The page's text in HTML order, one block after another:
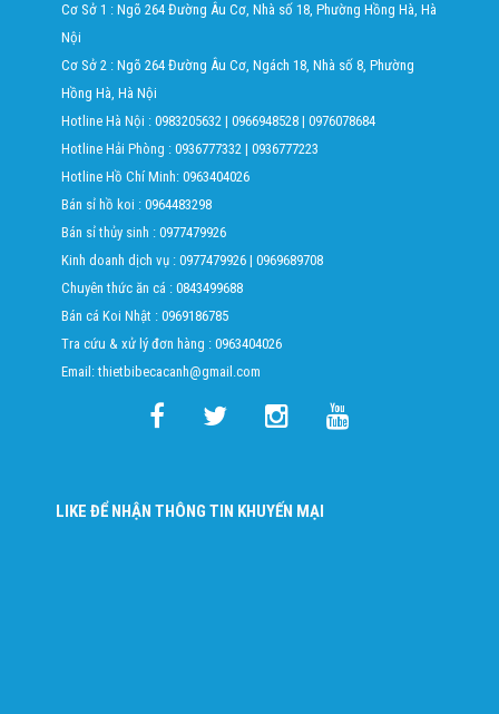
Cơ Sở 1 : Ngõ 264 Đường Âu Cơ, Nhà số 18, Phường Hồng Hà, Hà
Nội
Cơ Sở 2 : Ngõ 264 Đường Âu Cơ, Ngách 18, Nhà số 8, Phường
Hồng Hà, Hà Nội
Hotline Hà Nội : 0983205632 | 0966948528 | 0976078684
Hotline Hải Phòng : 0936777332 | 0936777223
Hotline Hồ Chí Minh: 0963404026
Bán sỉ hồ koi : 0964483298
Bán sỉ thủy sinh : 0977479926
Kinh doanh dịch vụ : 0977479926 | 0969689708
Chuyên thức ăn cá : 0843499688
Bán cá Koi Nhật : 0969186785
Tra cứu & xử lý đơn hàng : 0963404026
Email: thietbibecacanh@gmail.com
LIKE ĐỂ NHẬN THÔNG TIN KHUYẾN MẠI